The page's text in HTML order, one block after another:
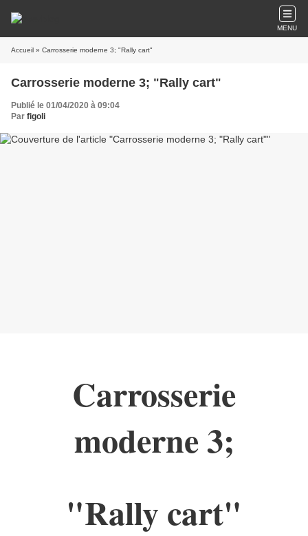
MENU
Accueil » Carrosserie moderne 3; "Rally cart"
Carrosserie moderne 3; "Rally cart"
Publié le 01/04/2020 à 09:04
Par figoli
Carrosserie
moderne 3;
"Rally cart"